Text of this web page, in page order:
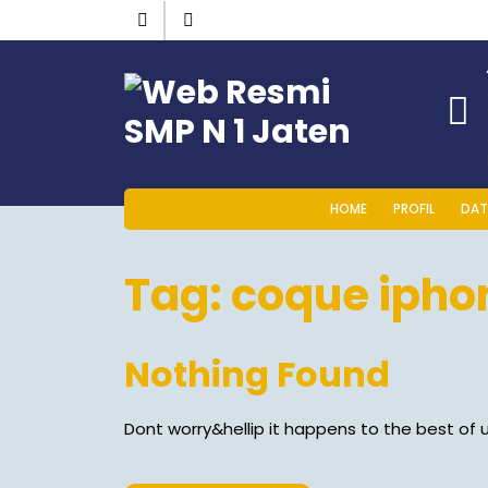
HOME PROFIL
Tag:coque
Nothing Found
Dont worry&hellip it happens to the best of